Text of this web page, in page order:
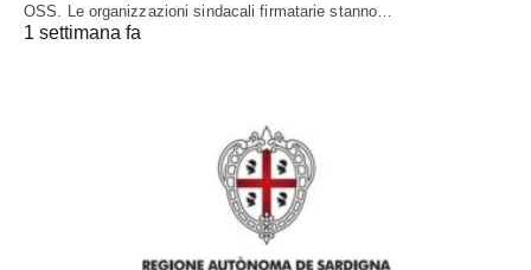
OSS. Le organizzazioni sindacali firmatarie stanno…
1 settimana fa